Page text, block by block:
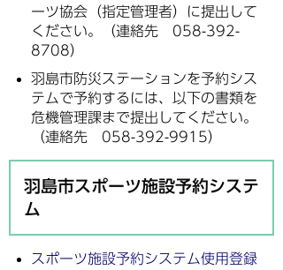
ーツ協会（指定管理者）に提出して
ください。（連絡先 058-392-
8708）
羽島市防災ステーションを予約シス
テムで予約するには、以下の書類を
危機管理課まで提出してください。
（連絡先 058-392-9915）
羽島市スポーツ施設予約システ
ム
スポーツ施設予約システム使用登録